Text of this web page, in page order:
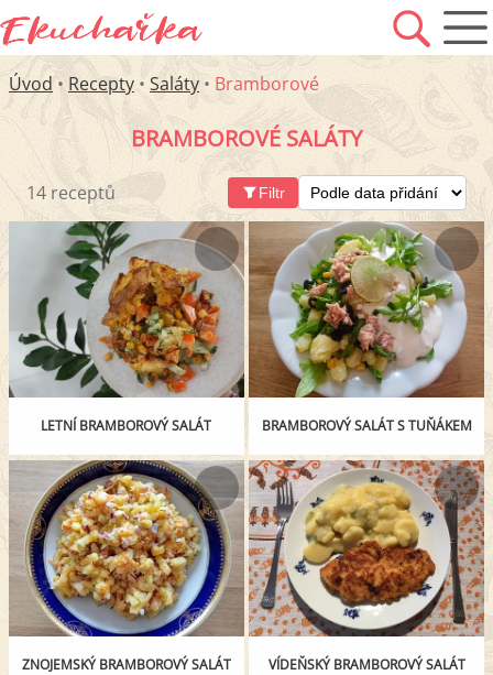
Úvod • Recepty • Saláty • Bramborové
BRAMBOROVÉ SALÁTY
14 receptů Filtr
LETNÍ BRAMBOROVÝ SALÁT BRAMBOROVÝ SALÁT S TUŇÁKEM
ZNOJEMSKÝ BRAMBOROVÝ SALÁT VÍDEŇSKÝ BRAMBOROVÝ SALÁT